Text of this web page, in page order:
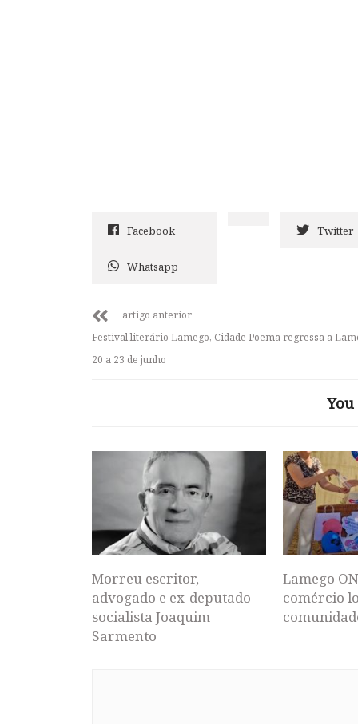
Facebook Twitter
Whatsapp
artigo anterior
Festival literário Lamego, Cidade Poema regressa a
20 a 23 de junho
Morreu escritor,
advogado e ex-deputado
socialista Joaquim
Sarmento
Lamego
comércio